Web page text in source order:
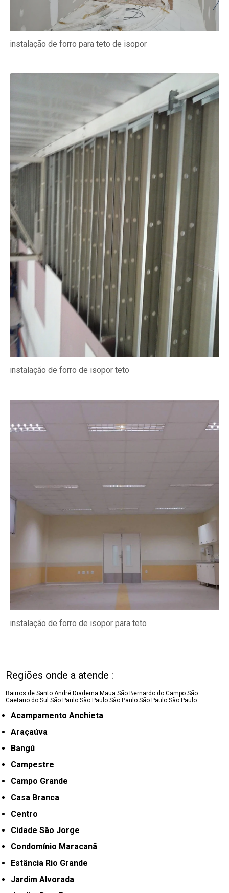
instalação de forro para teto de isopor
instalação de forro de isopor teto
instalação de forro de isopor para teto
Regiões onde a atende :
Bairros de Santo André Diadema Maua São Bernardo do Campo São
Caetano do SulSão Paulo São Paulo São Paulo São Paulo São Paulo
Acampamento Anchieta
Araçaúva
Bangú
Campestre
Campo Grande
Casa Branca
Centro
Cidade São Jorge
Condomínio Maracanã
Estância Rio Grande
Jardim Alvorada